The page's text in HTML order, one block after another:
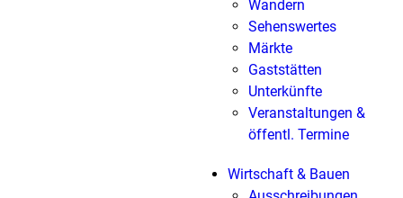
Wandern
Sehenswertes
Märkte
Gaststätten
Unterkünfte
Veranstaltungen &
öffentl. Termine
Wirtschaft & Bauen